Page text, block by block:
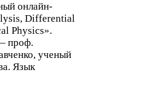
онлайн-​
Dif­fer­en­tial
Physics».
проф.
ученый
Язык